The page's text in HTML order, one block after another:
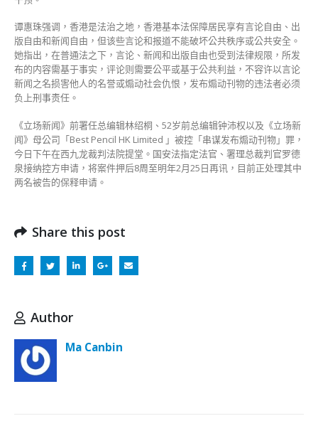
谭惠珠强调，香港是法治之地，香港基本法保障居民享有言论自由、出
版自由和新闻自由，但该些言论和报道不能破坏公共秩序或公共安全。
她指出，在普通法之下，言论、新闻和出版自由也受到法律规限，所发
布的内容需基于事实，评论则需要公平或基于公共利益，不容许以言论
新闻之名损害他人的名誉或煽动社会仇恨，发布煽动刊物的违法者必须
负上刑事责任。
《立场新闻》前署任总编辑林绍桐、52岁前总编辑钟沛权以及《立场新
闻》母公司「Best Pencil HK Limited 」被控「串谋发布煽动刊物」罪，
今日下午在西九龙裁判法院提堂。国安法指定法官、署理总裁判官罗德
泉接纳控方申请，将案件押后8周至明年2月25日再讯，目前正处理其中
两名被告的保释申请。
Share this post
Author
Ma Canbin